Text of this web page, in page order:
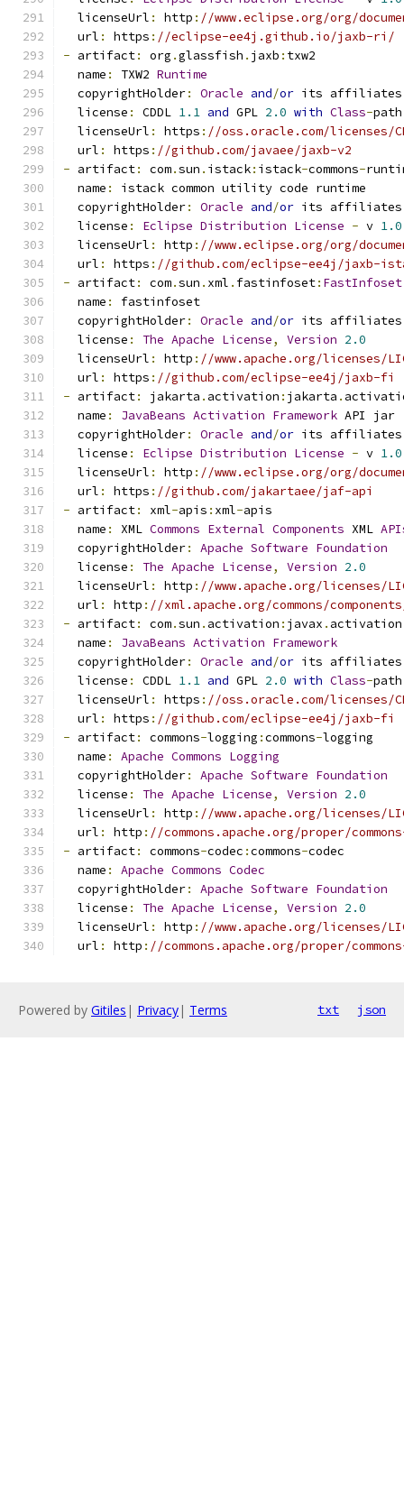
  licenseUrl
: http : //www.eclipse.org/org/
  url
: https : //eclipse-ee4j.github.io/jaxb-ri/
- artifact: org .glassfish . jaxb : txw2
  name
: TXW2 Runtime
  copyrightHolder
: Oracle and/or its affiliates
  license
: CDDL 1.1 and GPL 2.0 with Class-
  licenseUrl
: https : //oss.oracle.com/licenses/
  url
: https : //github.com/javaee/jaxb-v2
- artifact: com.sun . istack: istack-commons-
  name
:
istack common utility code runtime
  copyrightHolder
: Oracle and/or its affiliates
  license
: Eclipse Distribution License - v 1.0
  licenseUrl
: http : //www.eclipse.org/org/
  url
: https : //github.com/eclipse-ee4j/jaxb-
- artifact: com.sun . xml . fastinfoset: FastInfoset
  name
:
fastinfoset
  copyrightHolder
: Oracle and/or its affiliates
  license
: The Apache License, Version 2.0
  licenseUrl
: http : //www.apache.org/licenses/
  url
: https : //github.com/eclipse-ee4j/jaxb-fi
- artifact: jakarta . activation : jakarta .
  name
: JavaBeans Activation Framework API jar
  copyrightHolder
: Oracle and/or its affiliates
  license
: Eclipse Distribution License - v 1.0
  licenseUrl
: http : //www.eclipse.org/org/
  url
: https : //github.com/jakartaee/jaf-api
- artifact: xml-apis : xml-apis
  name
: XML Commons External Components XML
  copyrightHolder
: Apache Software Foundation
  license
: The Apache License, Version 2.0
  licenseUrl
: http : //www.apache.org/licenses/
  url
: http : //xml.apache.org/commons/
- artifact: com.sun . activation : javax . activation
  name
: JavaBeans Activation Framework
  copyrightHolder
: Oracle and/or its affiliates
  license
: CDDL 1.1 and GPL 2.0 with Class-
  licenseUrl
: https : //oss.oracle.com/licenses/
  url
: https : //github.com/eclipse-ee4j/jaxb-fi
- artifact: commons-logging :commons-logging
  name
: Apache Commons Logging
  copyrightHolder
: Apache Software Foundation
  license
: The Apache License, Version 2.0
  licenseUrl
: http : //www.apache.org/licenses/
  url
: http : //commons.apache.org/proper/
- artifact: commons-codec :commons-codec
  name
: Apache Commons Codec
  copyrightHolder
: Apache Software Foundation
  license
: The Apache License, Version 2.0
  licenseUrl
: http : //www.apache.org/licenses/
  url
: http : //commons.apache.org/proper/
Powered by Gitiles | Privacy| Terms txt json